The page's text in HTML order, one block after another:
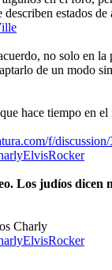
describen estados
no solo en
de un modo
hace tiempo en el
f/discussion/
Los judíos dicen
Charly